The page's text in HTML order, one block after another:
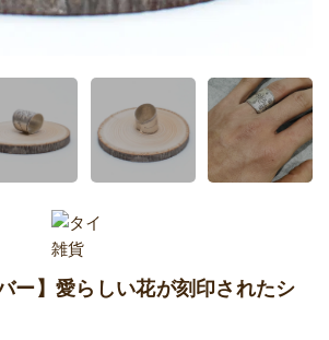
ー】愛らしい花が刻印されたシ